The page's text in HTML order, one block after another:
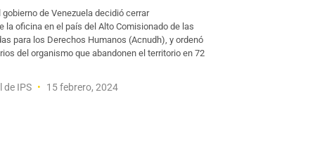
gobierno de Venezuela decidió cerrar
la oficina en el país del Alto Comisionado de las
para los Derechos Humanos (Acnudh), y ordenó
del organismo que abandonen el territorio en 72
de IPS 15 febrero, 2024